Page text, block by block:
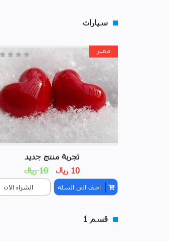
سيارات
مميز
تجربة منتج جديد
10 ريال
10 ريال
اضف الى السله الشراء الان
قسم 1